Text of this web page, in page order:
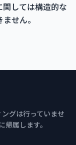
しては構造的な
せん。
グは行っていませ
属します。